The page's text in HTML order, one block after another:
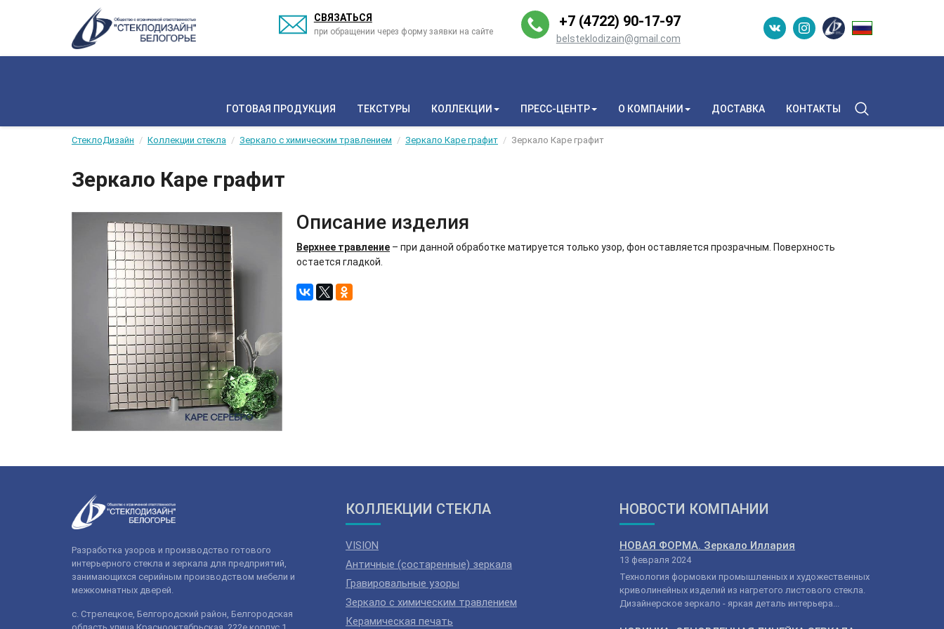
СВЯЗАТЬСЯ
при обращении через форму заявки на сайте
+7 (4722) 90-­17-­97
belsteklodizain@gmail.com
ГОТОВАЯ ПРОДУКЦИЯ ТЕКСТУРЫ КОЛЛЕКЦИИ ПРЕСС-ЦЕНТР О КОМПАНИИ ДОСТАВКА КОНТАКТЫ
СтеклоДизайн Коллекции стекла Зеркало с химическим травлением Зеркало Каре графит Зеркало Каре графит
Зеркало Каре графит
Описание изделия
Верхнее травление – при данной обработке матируется только узор, фон оставляется прозрачным. Поверхность
остается гладкой.
Разработка узоров и производство готового
интерьерного стекла и зеркала для предприятий,
занимающихся серийным производством мебели и
межкомнатных дверей.
с. Стрелецкое, Белгородский район, Белгородская
КОЛЛЕКЦИИ СТЕКЛА
VISION
Античные (состаренные) зеркала
Гравировальные узоры
Зеркало с химическим травлением
Керамическая печать
НОВОСТИ КОМПАНИИ
НОВАЯ ФОРМА. Зеркало Иллария
13 февраля 2024
Технология формовки промышленных и художественных
криволинейных изделий из нагретого листового стекла.
Дизайнерское зеркало - яркая деталь интерьера...